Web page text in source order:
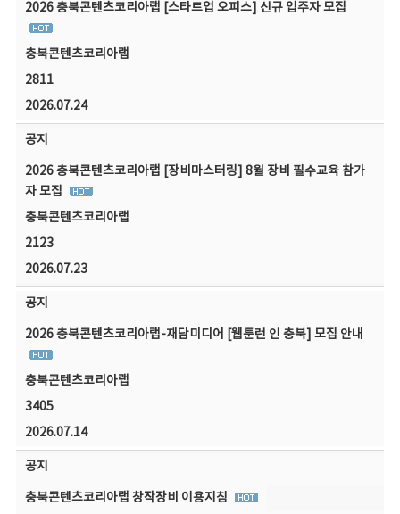
2026 충북콘텐츠코리아랩 [스타트업 오피스] 신규 입주자 모집
충북콘텐츠코리아랩
2811
2026.07.24
공지
2026 충북콘텐츠코리아랩 [장비마스터링] 8월 장비 필수교육 참가
자 모집
충북콘텐츠코리아랩
2123
2026.07.23
공지
2026 충북콘텐츠코리아랩-재담미디어 [웹툰런 인 충북] 모집 안내
충북콘텐츠코리아랩
3405
2026.07.14
공지
충북콘텐츠코리아랩 창작장비 이용지침